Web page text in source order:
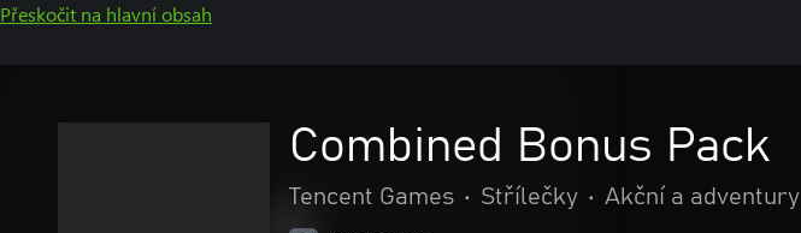
Přeskočit na hlavní obsah
Combined Bonus Pack
Tencent Games • Střílečky • Akční a adventury